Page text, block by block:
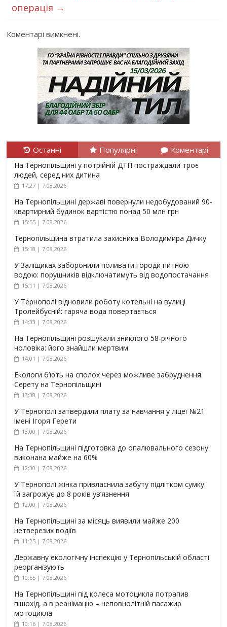
операція →
Коментарі вимкнені.
Останні Популярні Коментарі
На Тернопільщині у потрійній ДТП постраждали троє
людей, серед них дитина
17:27 | 7.08.2026
На Тернопільщині державі повернули недобудований 90-
квартирний будинок вартістю понад 50 млн грн
15:55 | 7.08.2026
Тернопільщина втратила захисника Володимира Дичку
15:18 | 7.08.2026
У Заліщиках заборонили поливати городи питною
водою: порушників відключатимуть від водопостачання
15:11 | 7.08.2026
У Тернополі відновили роботу котельні на вулиці
Тролейбусній: гаряча вода повертається
14:33 | 7.08.2026
На Тернопільщині розшукали зниклого 58-річного
чоловіка: його знайшли мертвим
14:01 | 7.08.2026
Екологи б’ють на сполох через можливе забруднення
Серету на Тернопільщині
13:38 | 7.08.2026
У Тернополі затвердили плату за навчання у ліцеї №21
імені Ігоря Герети
13:00 | 7.08.2026
На Тернопільщині підготовка до опалювального сезону
виконана майже на 60%
12:30 | 7.08.2026
У Тернополі жінка привласнила забуту підлітком сумку:
їй загрожує до 8 років ув’язнення
12:00 | 7.08.2026
На Тернопільщині за місяць виявили майже 200
нетверезих водіїв
11:25 | 7.08.2026
Державну екологічну інспекцію у Тернопільській області
реорганізують
10:55 | 7.08.2026
На Тернопільщині під колеса мотоцикла потрапив
пішохід, а в реанімацію – неповнолітній пасажир
мотоцикла
10:16 | 7.08.2026